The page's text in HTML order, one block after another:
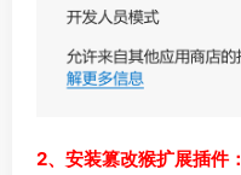
2、安装篡改猴扩展插件：